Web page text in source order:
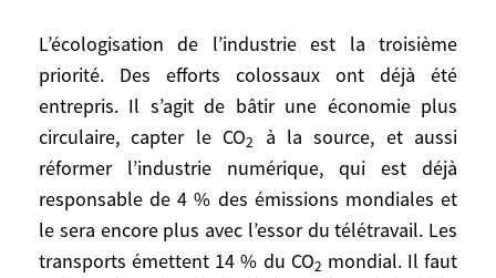
L’écologisation de l’industrie est la troisième
priorité. Des efforts colossaux ont déjà été
entrepris. Il s’agit de bâtir une économie plus
circulaire, capter le CO2
à la source, et aussi
réformer l’industrie numérique, qui est déjà
responsable de 4 % des émissions mondiales et
le sera encore plus avec l’essor du télétravail. Les
transports émettent 14 % du CO2 mondial. Il faut
mettre un terme à l’irrationnelle guérilla
idéologique ou politicienne héritée du
combat des Verts allemands contre les
armes nucléaires américaines […].
La
désastreuse expérience allemande a
démontré qu’on ne pouvait pas en même
temps sortir du nucléaire et réduire les
émissions de CO 2.»